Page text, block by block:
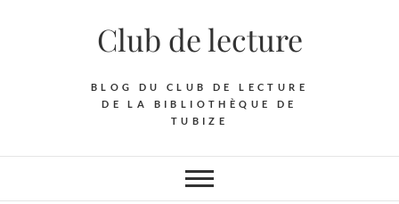
Club de lecture
BLOG DU CLUB DE LECTURE
DE LA BIBLIOTHÈQUE DE
TUBIZE